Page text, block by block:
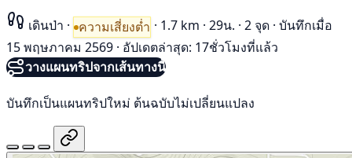
เดินป่า · ความเสี่ยงต่ำ · 1.7 km · 29น. · 2 จุด · บันทึกเมื่อ
15 พฤษภาคม 2569 · อัปเดตล่าสุด: 17ชั่วโมงที่แล้ว
วางแผนทริปจากเส้นทางนี้
บันทึกเป็นแผนทริปใหม่ ต้นฉบับไม่เปลี่ยนแปลง